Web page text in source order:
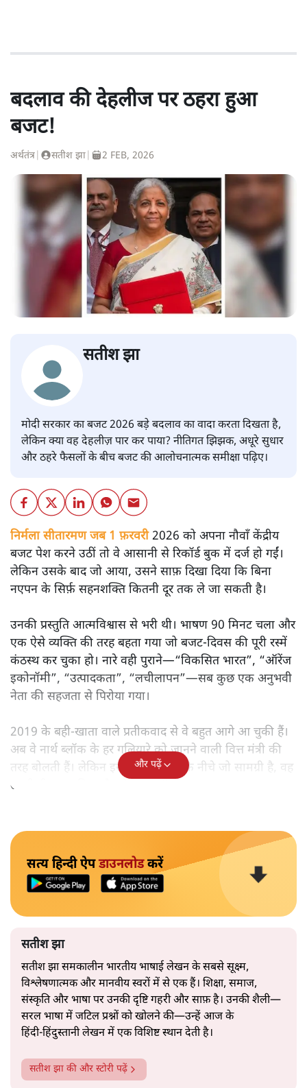
बदलाव की देहलीज पर ठहरा हुआ
बजट!
अर्थतंत्र सतीश झा 2 FEB, 2026
सतीश झा
मोदी सरकार का बजट 2026 बड़े बदलाव का वादा करता दिखता है,
लेकिन क्या वह देहलीज़ पार कर पाया? नीतिगत झिझक, अधूरे सुधार
और ठहरे फैसलों के बीच बजट की आलोचनात्मक समीक्षा पढ़िए।
निर्मला सीतारमण जब 1 फ़रवरी2026 को अपना नौवाँ केंद्रीय
बजट पेश करने उठीं तो वे आसानी से रिकॉर्ड बुक में दर्ज हो गईं।
लेकिन उसके बाद जो आया, उसने साफ़ दिखा दिया कि बिना
नएपन के सिर्फ़ सहनशक्ति कितनी दूर तक ले जा सकती है।
उनकी प्रस्तुति आत्मविश्वास से भरी थी। भाषण 90 मिनट चला और
एक ऐसे व्यक्ति की तरह बहता गया जो बजट‑दिवस की पूरी रस्में
कंठस्थ कर चुका हो। नारे वही पुराने—“विकसित भारत”, “ऑरेंज
इकोनॉमी”, “उत्पादकता”, “लचीलापन”—सब कुछ एक अनुभवी
नेता की सहजता से पिरोया गया।
2019 के बही‑खाता वाले प्रतीकवाद से वे बहुत आगे आ चुकी हैं।
अब वे नार्थ ब्लॉक के हर गलियारे को जानने वाली वित्त मंत्री की
तरह बोलती हैं। लेकिन इस आत्मविश्वास के नीचे जो सामग्री है, वह
उतनी ही अनुमानित और दोहराव भरी।
और पढ़ें
सत्य हिन्दी ऐपडाउनलोडकरें
सतीश झा
सतीश झा समकालीन भारतीय भाषाई लेखन के सबसे सूक्ष्म,
विश्लेषणात्मक और मानवीय स्वरों में से एक हैं। शिक्षा, समाज,
संस्कृति और भाषा पर उनकी दृष्टि गहरी और साफ़ है। उनकी शैली—
सरल भाषा में जटिल प्रश्नों को खोलने की—उन्हें आज के
हिंदी‑हिंदुस्तानी लेखन में एक विशिष्ट स्थान देती है।
सतीश झा की और स्टोरी पढ़ें